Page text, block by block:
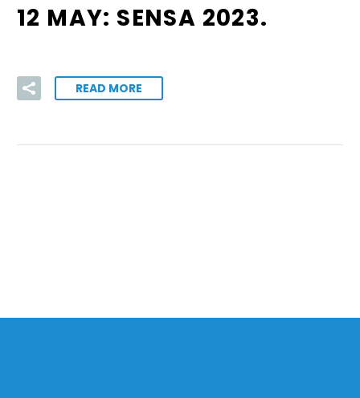
12 MAY: SENSA 2023.
READ MORE